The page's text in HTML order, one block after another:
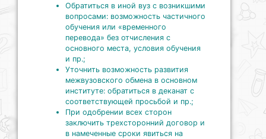
Обратиться в иной вуз с возникшими
вопросами: возможность частичного
обучения или «временного
перевода» без отчисления с
основного места, условия обучения
и пр.;
Уточнить возможность развития
межвузовского обмена в основном
институте: обратиться в деканат с
соответствующей просьбой и пр.;
При одобрении всех сторон
заключить трехсторонний договор и
в намеченные сроки явиться на